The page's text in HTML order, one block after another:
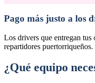
Pago más justo a los
Los drivers que entregan
repartidores puertorriqueños.
¿Qué equipo